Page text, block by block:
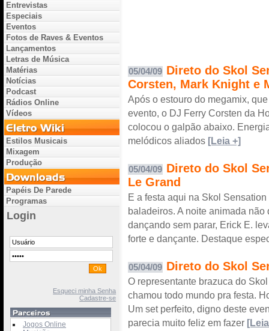
05/04/09 Direto do Skol
Corsten, Mark Knight e
Após o estouro do megamix,
evento, o DJ Ferry Corsten da
colocou o galpão abaixo.
melódicos aliados [Leia +]
05/04/09 Direto do Skol
Le Grand
E a festa aqui na Skol
baladeiros. A noite animada
dançando sem parar, Erick E.
forte e dançante. Destaque
05/04/09 Direto do Skol
O representante brazuca do
chamou todo mundo pra festa.
Um set perfeito, digno deste
parecia muito feliz em fazer
Entrevistas
Especiais
Eventos
Fotos de Raves & Eventos
Lançamentos
Letras de Música
Matérias
Notícias
Podcast
Rádios Online
Vídeos
Estilos Musicais
Mixagem
Produção
Papéis De Parede
Programas
Login
Esqueci minha Senha
Cadastre-se
Jogos Online